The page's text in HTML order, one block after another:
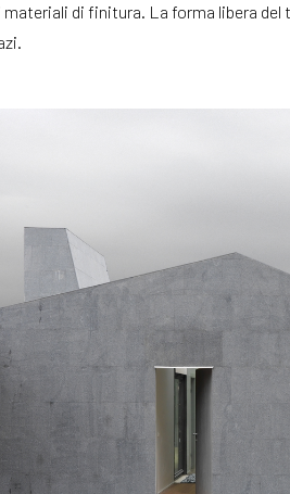
di finitura. La forma libera del